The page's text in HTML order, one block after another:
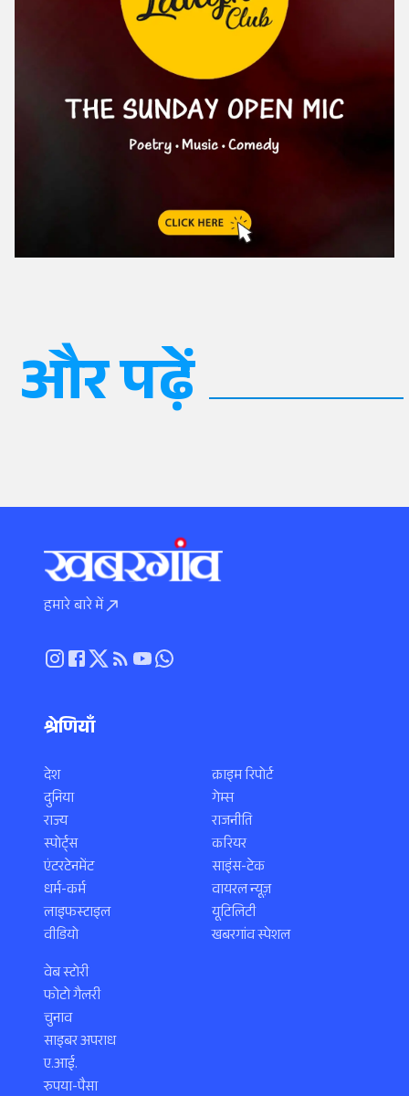
और पढ़ें
हमारे बारे में
श्रेणियाँ
देश
दुनिया
राज्य
स्पोर्ट्स
एंटरटेनमेंट
धर्म-कर्म
लाइफस्टाइल
वीडियो
क्राइम रिपोर्ट
गेम्स
राजनीति
करियर
साइंस-टेक
वायरल न्यूज़
यूटिलिटी
खबरगांव स्पेशल
वेब स्टोरी
फोटो गैलरी
चुनाव
साइबर अपराध
ए.आई.
रुपया-पैसा